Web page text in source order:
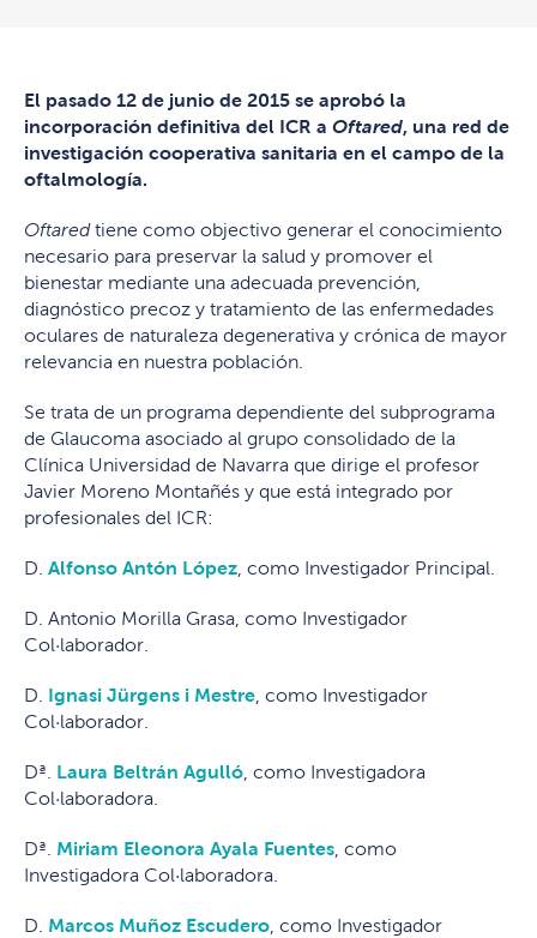
El pasado 12 de junio de 2015 se aprobó la
incorporación definitiva del ICR a Oftared, una red de
investigación cooperativa sanitaria en el campo de la
oftalmología.
Oftaredtiene como objectivo generar el conocimiento
necesario para preservar la salud y promover el
bienestar mediante una adecuada prevención,
diagnóstico precoz y tratamiento de las enfermedades
oculares de naturaleza degenerativa y crónica de mayor
relevancia en nuestra población.
Se trata de un programa dependiente del subprograma
de Glaucoma asociado al grupo consolidado de la
Clínica Universidad de Navarra que dirige el profesor
Javier Moreno Montañés y que está integrado por
profesionales del ICR:
D. Alfonso Antón López , como Investigador Principal.
D. Antonio Morilla Grasa, como Investigador
Col·laborador.
D. Ignasi Jürgens i Mestre , como Investigador
Col·laborador.
Dª. Laura Beltrán Agulló , como Investigadora
Col·laboradora.
Dª. Miriam Eleonora Ayala Fuentes , como
Investigadora Col·laboradora.
D. Marcos Muñoz Escudero , como Investigador